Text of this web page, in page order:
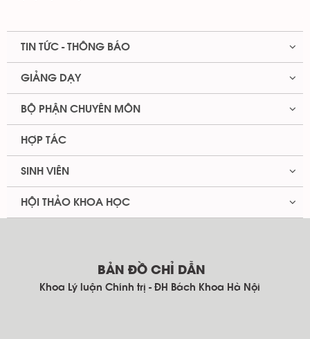
TIN TỨC - THÔNG BÁO
GIẢNG DẠY
BỘ PHẬN CHUYÊN MÔN
HỢP TÁC
SINH VIÊN
HỘI THẢO KHOA HỌC
BẢN ĐỒ CHỈ DẪN
Khoa Lý luận Chính trị - ĐH Bách Khoa Hà Nội